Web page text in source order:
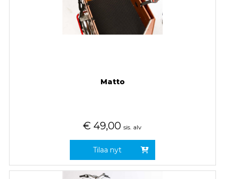
Matto
€ 49,00 sis. alv
Tilaa nyt